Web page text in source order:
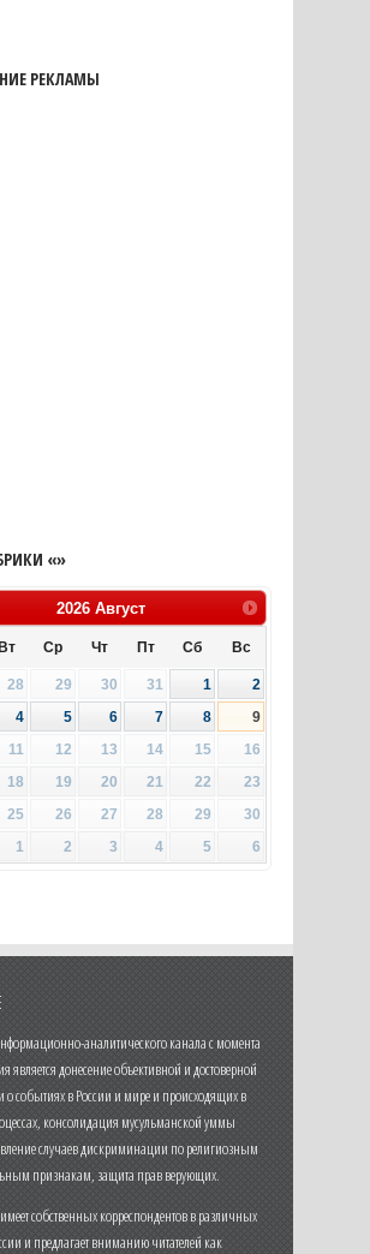
РЕКЛАМЫ
«»
2026 Август
Вт Ср Чт Пт Сб Вс
28 29 30 31 1
2
4 5 6 7 8
9
11 12 13 14 15
16
18 19 20 21 22
23
25 26 27 28 29
30
1 2 3 4 5 6
аналитического канала с момента
является донесение объективной и достоверной
событиях в России и мире и происходящих в
консолидация мусульманской уммы
случаев дискриминации по религиозным
признакам, защита прав верующих.
собственных корреспондентов в различных
и предлагает вниманию читателей как